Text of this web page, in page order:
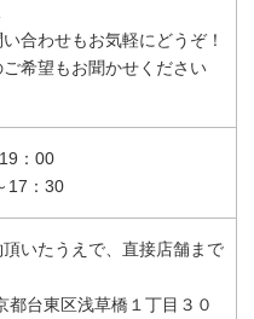
合わせもお気軽にどうぞ！
希望もお聞かせください
：00
17：30
いたうえで、直接店舗まで
台東区浅草橋１丁目３０